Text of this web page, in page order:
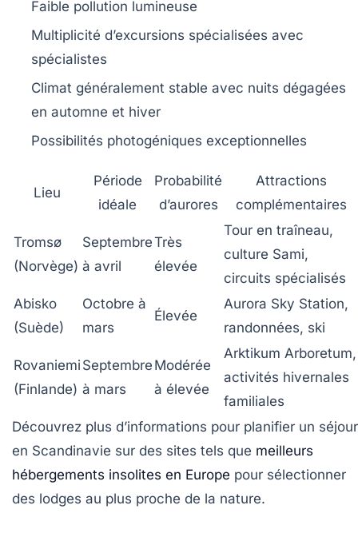
Faible pollution lumineuse
Multiplicité d’excursions spécialisées avec
spécialistes
Climat généralement stable avec nuits dégagées
en automne et hiver
Possibilités photogéniques exceptionnelles
Lieu
Période
idéale
Probabilité
d’aurores
Attractions
complémentaires
Tromsø
(Norvège)
Septembre
à avril
Très
élevée
Tour en traîneau,
culture Sami,
circuits spécialisés
Abisko
(Suède)
Octobre à
mars
Élevée
Aurora Sky Station,
randonnées, ski
Rovaniemi
(Finlande)
Septembre
à mars
Modérée
à élevée
Arktikum Arboretum,
activités hivernales
familiales
Découvrez plus d’informations pour planifier un séjour
en Scandinavie sur des sites tels que meilleurs
hébergements insolites en Europe pour sélectionner
des lodges au plus proche de la nature.